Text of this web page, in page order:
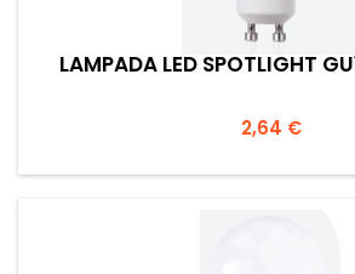
LAMPADA LED SPOTLIGHT
Prezzo
2,64 €